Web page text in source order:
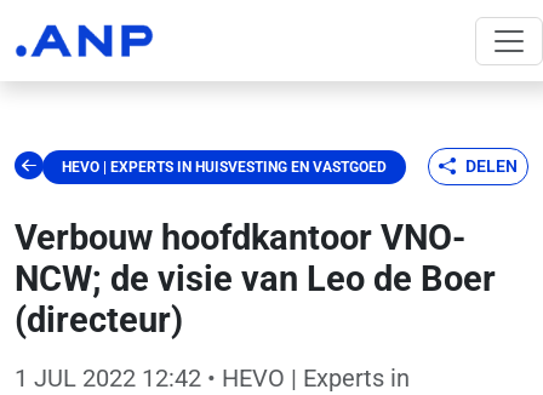
HEVO | EXPERTS IN HUISVESTING EN VASTGOED DELEN
Verbouw hoofdkantoor VNO-
NCW; de visie van Leo de Boer
(directeur)
1 JUL 2022 12:42 • HEVO | Experts in